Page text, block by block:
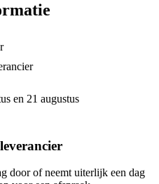
en 21 augustus
door of neemt uiterlijk een dag